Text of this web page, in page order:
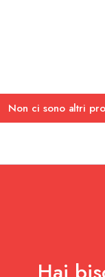
Non ci sono altri